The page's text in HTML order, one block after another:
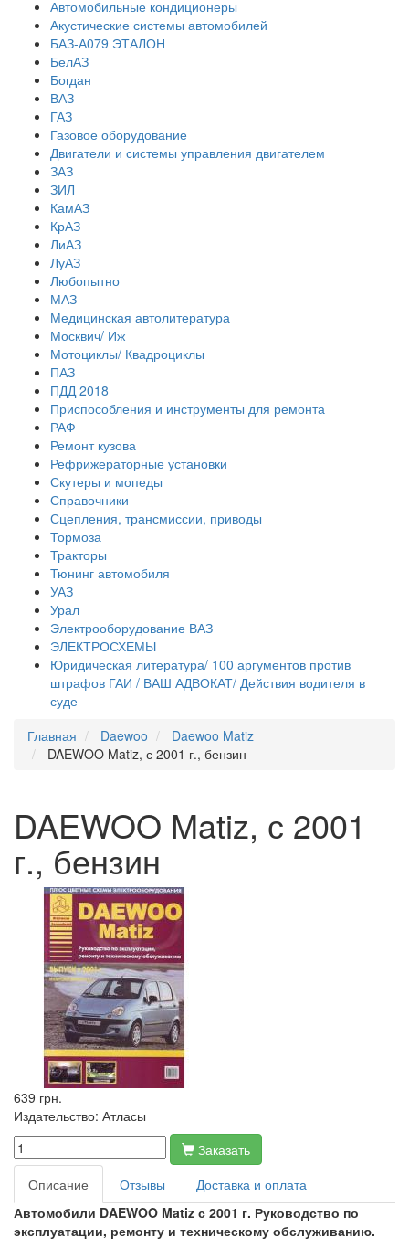
Автомобильные кондиционеры
Акустические системы автомобилей
БАЗ-А079 ЭТАЛОН
БелАЗ
Богдан
ВАЗ
ГАЗ
Газовое оборудование
Двигатели и системы управления двигателем
ЗАЗ
ЗИЛ
КамАЗ
КрАЗ
ЛиАЗ
ЛуАЗ
Любопытно
МАЗ
Медицинская автолитература
Москвич/ Иж
Мотоциклы/ Квадроциклы
ПАЗ
ПДД 2018
Приспособления и инструменты для ремонта
РАФ
Ремонт кузова
Рефрижераторные установки
Скутеры и мопеды
Справочники
Сцепления, трансмиссии, приводы
Тормоза
Тракторы
Тюнинг автомобиля
УАЗ
Урал
Электрооборудование ВАЗ
ЭЛЕКТРОСХЕМЫ
Юридическая литература/ 100 аргументов против
штрафов ГАИ / ВАШ АДВОКАТ/ Действия водителя в
суде
Главная
Daewoo
Daewoo Matiz
DAEWOO Matiz, с 2001 г., бензин
DAEWOO Matiz, с 2001
г., бензин
639 грн.
Издательство: Атласы
Заказать
Описание
Отзывы
Доставка и оплата
Автомобили DAEWOO Matiz с 2001 г. Руководство по
эксплуатации, ремонту и техническому обслуживанию.